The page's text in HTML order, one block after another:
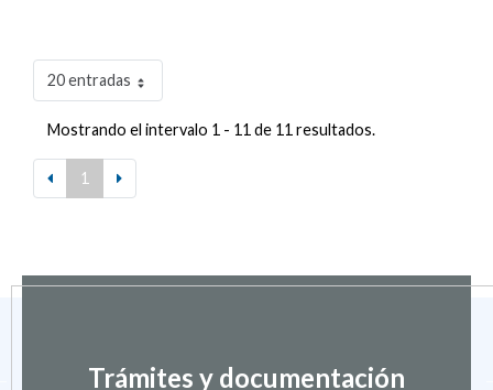
20 entradas
Mostrando el intervalo 1 - 11 de 11 resultados.
1
Trámites y documentación